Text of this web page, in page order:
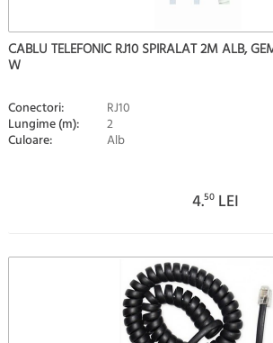
CABLU TELEFONIC RJ10 SPIRALAT 2M ALB,
W
Conectori: RJ10
Lungime (m): 2
Culoare: Alb
4.50 LEI